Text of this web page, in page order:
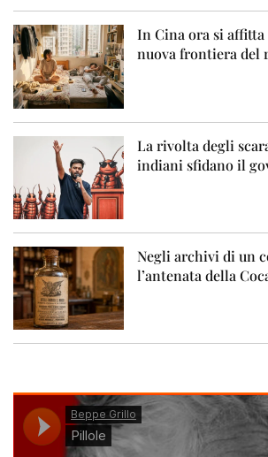
In Cina ora si
nuova frontiera del
La rivolta degli
indiani sfidano il
Negli archivi di un
l’antenata della